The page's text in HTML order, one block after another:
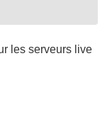
les serveurs live